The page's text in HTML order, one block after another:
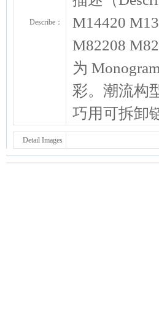
Describe：
M14420
M82208
为
彩。潮流构
巧用可拆卸
Detail Images